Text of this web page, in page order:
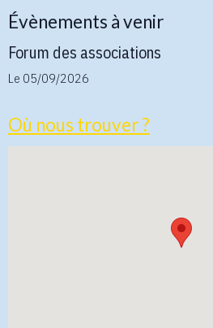
Évènements à venir
Forum des associations
Le 05/09/2026
Où nous trouver ?